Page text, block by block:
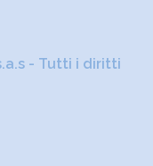
- Tutti i diritti